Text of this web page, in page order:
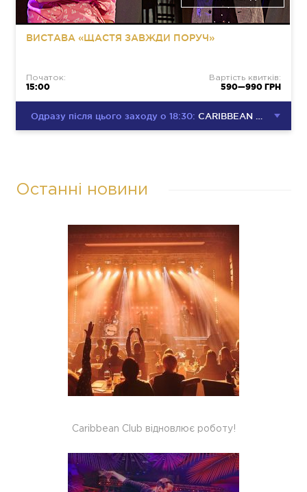
ВИСТАВА «ЩАСТЯ ЗАВЖДИ ПОРУЧ»
Початок:
15:00
Вартість квитків:
590—990 ГРН
Одразу після цього заходу о 18:30: CARIBBEAN CLUB DISCO PARTY
Останні новини
Caribbean Club відновлює роботу!